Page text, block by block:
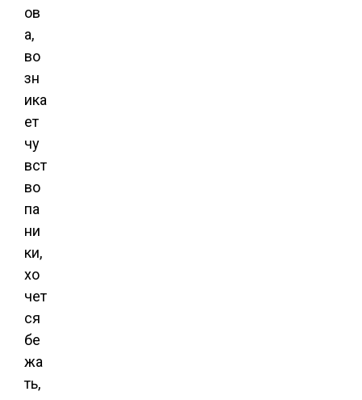
ов
а,
во
зн
ика
ет
чу
вст
во
па
ни
ки,
хо
чет
ся
бе
жа
ть,